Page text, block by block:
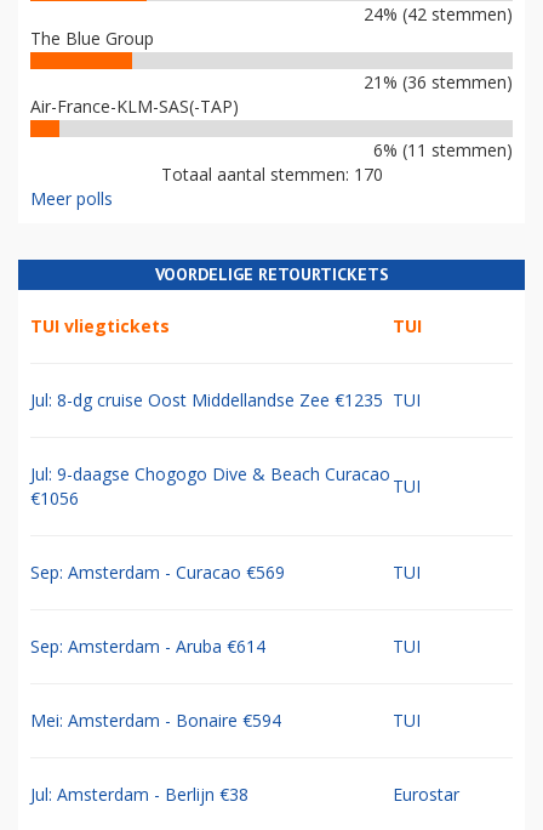
24% (42 stemmen)
The Blue Group
21% (36 stemmen)
Air-France-KLM-SAS(-TAP)
6% (11 stemmen)
Totaal aantal stemmen: 170
Meer polls
VOORDELIGE RETOURTICKETS
TUI vliegtickets TUI
Jul: 8-dg cruise Oost Middellandse Zee €1235 TUI
Jul: 9-daagse Chogogo Dive & Beach Curacao
€1056
TUI
Sep: Amsterdam - Curacao €569 TUI
Sep: Amsterdam - Aruba €614 TUI
Mei: Amsterdam - Bonaire €594 TUI
Jul: Amsterdam - Berlijn €38 Eurostar